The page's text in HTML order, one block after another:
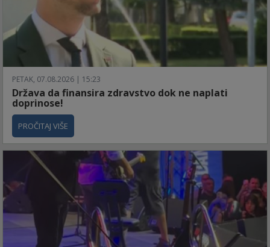
PETAK, 07.08.2026 | 15:23
Država da finansira zdravstvo dok ne naplati
doprinose!
PROČITAJ VIŠE